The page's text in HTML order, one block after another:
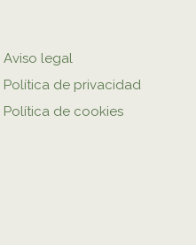
Aviso legal
Política de privacidad
Política de cookies